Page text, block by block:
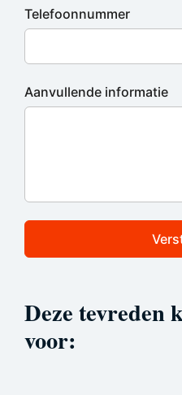
Telefoonnummer
Aanvullende informatie
Deze tevreden
voor: